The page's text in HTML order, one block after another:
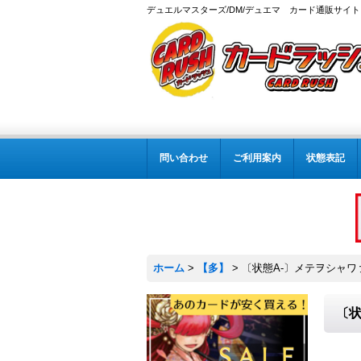
デュエルマスターズ/DM/デュエマ カード通販サイト
問い合わせ ご利用案内 状態表記
ホーム > 【多】 > 〔状態A-〕メテヲシャ
〔